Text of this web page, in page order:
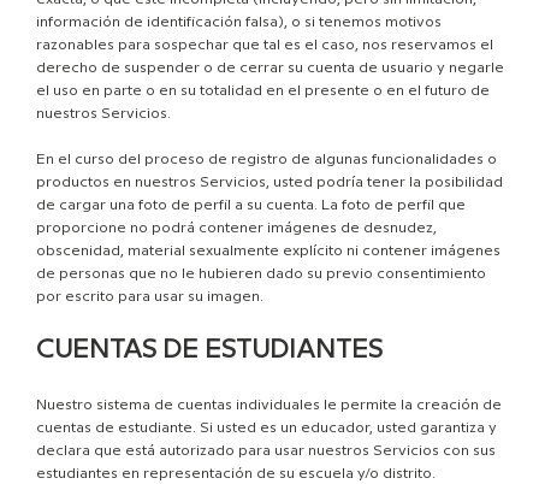
información de identificación falsa), o si tenemos motivos
razonables para sospechar que tal es el caso, nos reservamos el
derecho de suspender o de cerrar su cuenta de usuario y negarle
el uso en parte o en su totalidad en el presente o en el futuro de
nuestros Servicios.
En el curso del proceso de registro de algunas funcionalidades o
productos en nuestros Servicios, usted podría tener la posibilidad
de cargar una foto de perfil a su cuenta. La foto de perfil que
proporcione no podrá contener imágenes de desnudez,
obscenidad, material sexualmente explícito ni contener imágenes
de personas que no le hubieren dado su previo consentimiento
por escrito para usar su imagen.
CUENTAS DE ESTUDIANTES
Nuestro sistema de cuentas individuales le permite la creación de
cuentas de estudiante. Si usted es un educador, usted garantiza y
declara que está autorizado para usar nuestros Servicios con sus
estudiantes en representación de su escuela y/o distrito.